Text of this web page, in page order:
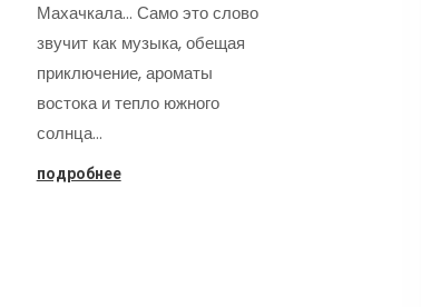
Махачкала... Само это слово
звучит как музыка, обещая
приключение, ароматы
востока и тепло южного
солнца…
подробнее